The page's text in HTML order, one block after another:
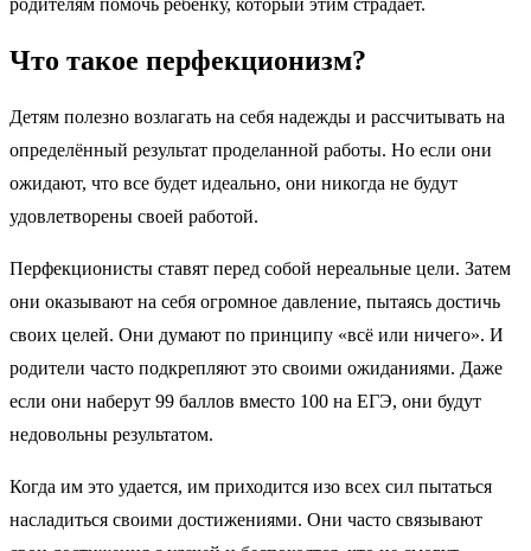
родителям помочь ребёнку, который этим страдает.
Что такое перфекционизм?
Детям полезно возлагать на себя надежды и рассчитывать на
определённый результат проделанной работы. Но если они
ожидают, что все будет идеально, они никогда не будут
удовлетворены своей работой.
Перфекционисты ставят перед собой нереальные цели. Затем
они оказывают на себя огромное давление, пытаясь достичь
своих целей. Они думают по принципу «всё или ничего». И
родители часто подкрепляют это своими ожиданиями. Даже
если они наберут 99 баллов вместо 100 на ЕГЭ, они будут
недовольны результатом.
Когда им это удается, им приходится изо всех сил пытаться
насладиться своими достижениями. Они часто связывают